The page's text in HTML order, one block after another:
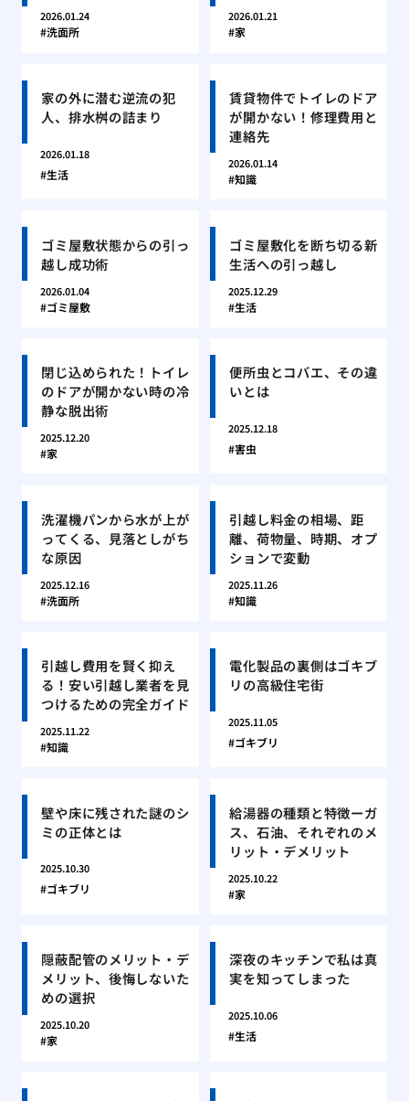
2026.01.24
洗面所
2026.01.21
家
家の外に潜む逆流の犯
人、排水桝の詰まり
2026.01.18
生活
賃貸物件でトイレのドア
が開かない！修理費用と
連絡先
2026.01.14
知識
ゴミ屋敷状態からの引っ
越し成功術
2026.01.04
ゴミ屋敷
ゴミ屋敷化を断ち切る新
生活への引っ越し
2025.12.29
生活
閉じ込められた！トイレ
のドアが開かない時の冷
静な脱出術
2025.12.20
家
便所虫とコバエ、その違
いとは
2025.12.18
害虫
洗濯機パンから水が上が
ってくる、見落としがち
な原因
2025.12.16
洗面所
引越し料金の相場、距
離、荷物量、時期、オプ
ションで変動
2025.11.26
知識
引越し費用を賢く抑え
る！安い引越し業者を見
つけるための完全ガイド
2025.11.22
知識
電化製品の裏側はゴキブ
リの高級住宅街
2025.11.05
ゴキブリ
壁や床に残された謎のシ
ミの正体とは
2025.10.30
ゴキブリ
給湯器の種類と特徴ーガ
ス、石油、それぞれのメ
リット・デメリット
2025.10.22
家
隠蔽配管のメリット・デ
メリット、後悔しないた
めの選択
2025.10.20
家
深夜のキッチンで私は真
実を知ってしまった
2025.10.06
生活